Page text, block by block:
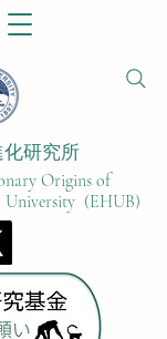
研究所​
Origins of
University (EHUB)